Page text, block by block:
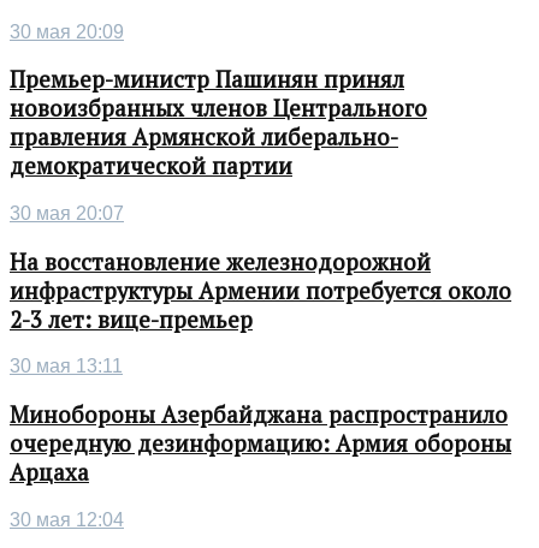
30 мая 20:09
Премьер-министр Пашинян принял
новоизбранных членов Центрального
правления Армянской либерально-
демократической партии
30 мая 20:07
На восстановление железнодорожной
инфраструктуры Армении потребуется около
2-3 лет: вице-премьер
30 мая 13:11
Минобороны Азербайджана распространило
очередную дезинформацию: Армия обороны
Арцаха
30 мая 12:04